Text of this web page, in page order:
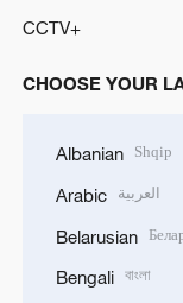
CCTV+
CHOOSE YOUR
Albanian Shqip
Arabic العربية
Belarusian
Bengali বাংলা